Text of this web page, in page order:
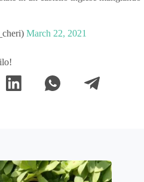
March 22, 2021